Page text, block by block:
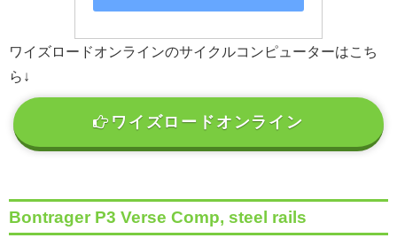
ワイズロードオンラインのサイクルコンピューターはこち
ら↓
ワイズロードオンライン
Bontrager P3 Verse Comp, steel rails